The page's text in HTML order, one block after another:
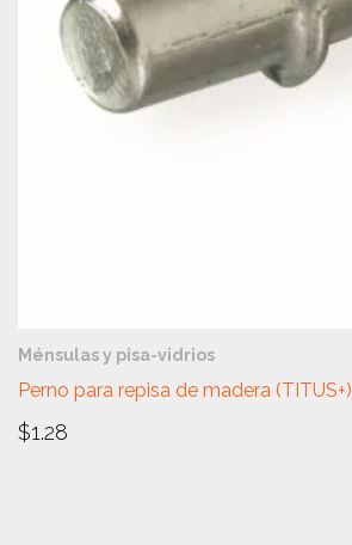
Ménsulas y pisa-vidrios
Perno para repisa de madera (TITUS+)
$1.28